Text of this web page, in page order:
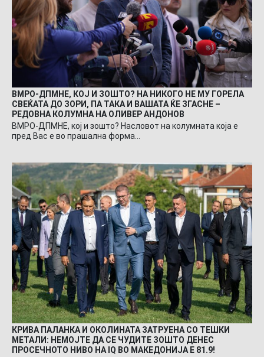
ВМРО-ДПМНЕ, КОЈ И ЗОШТО? НА НИКОГО НЕ МУ ГОРЕЛА
СВЕЌАТА ДО ЗОРИ, ПА ТАКА И ВАШАТА ЌЕ ЗГАСНЕ –
РЕДОВНА КОЛУМНА НА ОЛИВЕР АНДОНОВ
ВМРО-ДПМНЕ, кој и зошто? Насловот на колумната која е
пред Вас е во прашална форма…
КРИВА ПАЛАНКА И ОКОЛИНАТА ЗАТРУЕНА СО ТЕШКИ
МЕТАЛИ: НЕМОЈТЕ ДА СЕ ЧУДИТЕ ЗОШТО ДЕНЕС
ПРОСЕЧНОТО НИВО НА IQ ВО МАКЕДОНИЈА Е 81.9!